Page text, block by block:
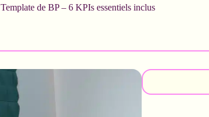
Template de BP – 6 KPIs essentiels inclus